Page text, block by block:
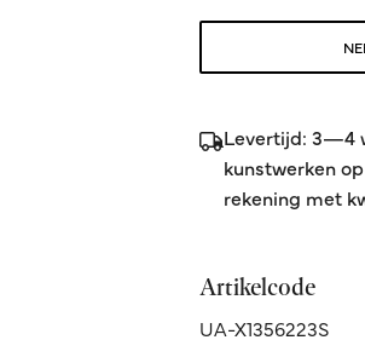
Levertijd: 3—4
kunstwerken
rekening met
Artikelcode
UA-X1356223S